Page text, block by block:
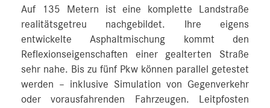
Auf 135 Metern ist eine komplette Landstraße
realitätsgetreu nachgebildet. Ihre eigens
entwickelte Asphaltmischung kommt den
Reflexionseigenschaften einer gealterten Straße
sehr nahe. Bis zu fünf Pkw können parallel getestet
werden – inklusive Simulation von Gegenverkehr
oder vorausfahrenden Fahrzeugen. Leitpfosten